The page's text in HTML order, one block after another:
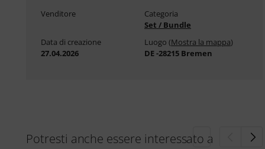
Venditore
Categoria
Set / Bundle
Data di creazione
27.04.2026
Luogo (Mostra la mappa)
DE -28215 Bremen
Potresti anche essere interessato a